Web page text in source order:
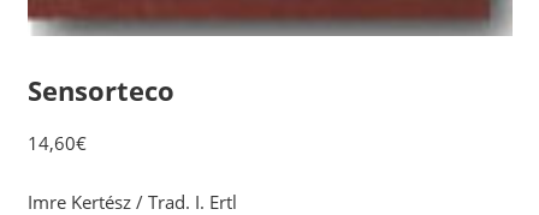
Sensorteco
14,60€
Imre Kertész / Trad. I. Ertl